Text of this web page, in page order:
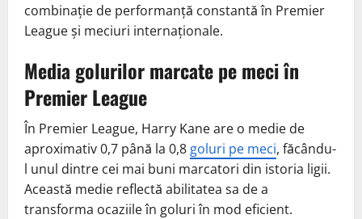
combinație de performanță constantă în Premier
League și meciuri internaționale.
Media golurilor marcate pe meci în
Premier League
În Premier League, Harry Kane are o medie de
aproximativ 0,7 până la 0,8 goluri pe meci, făcându-
l unul dintre cei mai buni marcatori din istoria ligii.
Această medie reflectă abilitatea sa de a
transforma ocaziile în goluri în mod eficient.